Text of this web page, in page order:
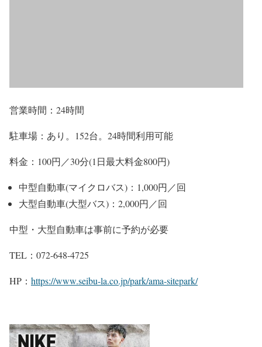
営業時間：24時間
駐車場：あり。152台。24時間利用可能
料金：100円／30分(1日最大料金800円)
中型自動車(マイクロバス)：1,000円／回
大型自動車(大型バス)：2,000円／回
中型・大型自動車は事前に予約が必要
TEL：072-648-4725
HP： https://www.seibu-la.co.jp/park/ama-sitepark/